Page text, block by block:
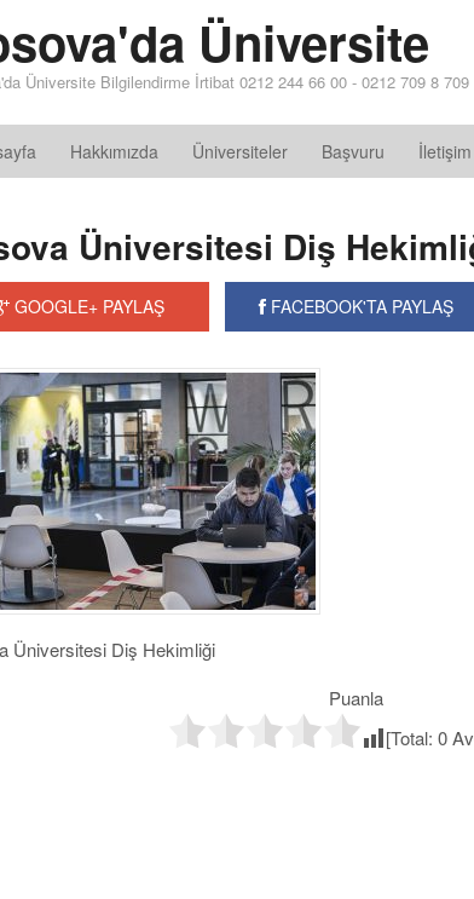
Üniversite
Üniversite Bilgilendirme İrtibat 0212 244 66 00 - 0212 709 8 709
Hakkımızda Üniversiteler Başvuru İletişim
Üniversitesi Diş
GOOGLE+ PAYLAŞ FACEBOOK'TA PAYLAŞ
Üniversitesi Diş Hekimliği
Puanla
[Total:0